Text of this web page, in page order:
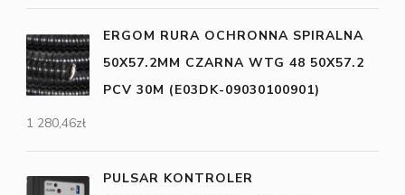
ERGOM RURA OCHRONNA SPIRALNA
50X57.2MM CZARNA WTG 48 50X57.2
PCV 30M (E03DK-09030100901)
1 280,46zł
PULSAR KONTROLER